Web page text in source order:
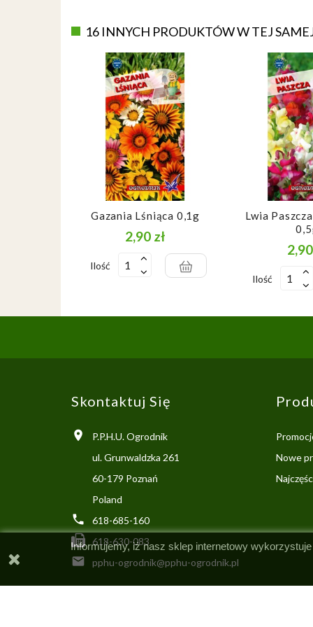
16 INNYCH PRODUKTÓW W TEJ
Gazania Lśniąca 0,1g
2,90 zł
Ilość
Lwia
Ilość
Skontaktuj Się

P.P.H.U. Ogrodnik
ul. Grunwaldzka 261
60-179 Poznań
Poland

618-685-160
618-630-083
 pphu-ogrodnik@pphu-ogrodnik.pl
Nowe
Informujemy, iż nasz sklep internetowy